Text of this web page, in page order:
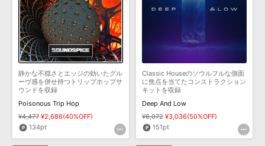
静かな不穏さとエッジの効いたグル
ーヴ感を併せ持つトリップホップサ
ウンドを収録
Poisonous Trip Hop
¥4,477 ¥2,686(40%OFF)
134pt
Classic Houseのソウルフルな側面
に焦点を当てたコンストラクション
キットを収録
Deep And Low
¥6,072 ¥3,036(50%OFF)
151pt